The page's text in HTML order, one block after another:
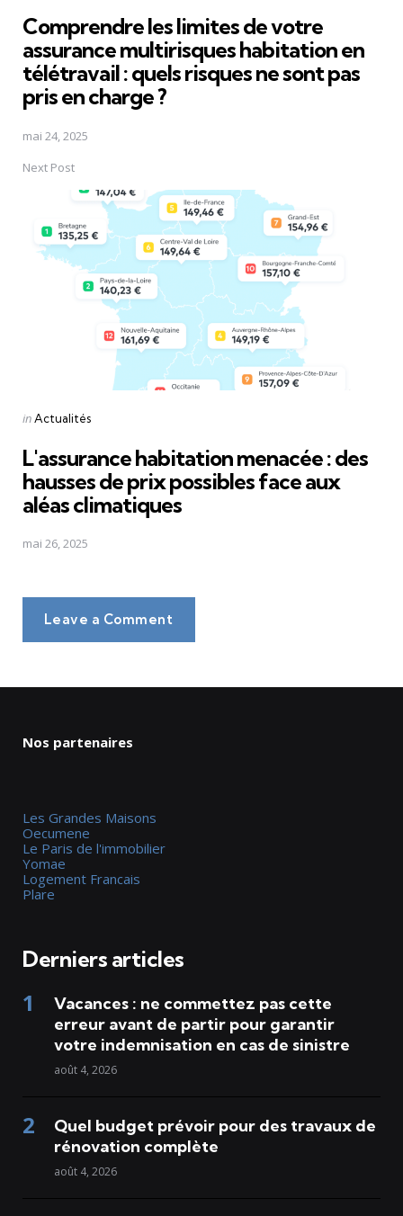
Comprendre les limites de votre
assurance multirisques habitation en
télétravail : quels risques ne sont pas
pris en charge ?
mai 24, 2025
Next Post
Posted
inActualités
L'assurance habitation menacée : des
hausses de prix possibles face aux
aléas climatiques
mai 26, 2025
Leave a Comment
Nos partenaires
Les Grandes Maisons
Oecumene
Le Paris de l'immobilier
Yomae
Logement Francais
Plare
Derniers articles
Vacances : ne commettez pas cette
erreur avant de partir pour garantir
votre indemnisation en cas de sinistre
août 4, 2026
Quel budget prévoir pour des travaux de
rénovation complète
août 4, 2026